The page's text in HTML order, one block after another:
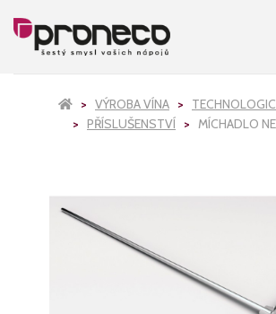
VÝROBA VÍNA
PŘÍSLUŠENSTVÍ
MÍCHADLO